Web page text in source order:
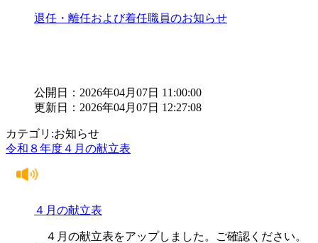
退任・離任および着任職員のお知らせ
公開日：2026年04月07日 11:00:00
更新日：2026年04月07日 12:27:08
カテゴリ:お知らせ
令和８年度４月の献立表
４月の献立表
４月の献立表をアップしました。ご確認ください。